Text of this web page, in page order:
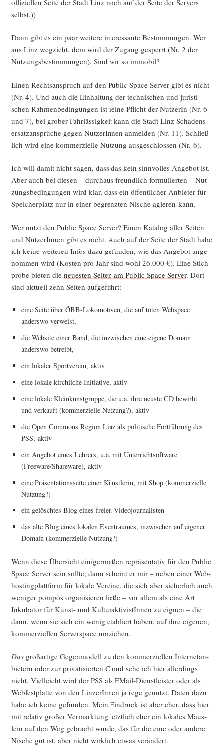
offi­zi­el­len Sei­te der Stadt Linz noch auf der Sei­te der Ser­vers
selbst.))
Dann gibt es ein paar wei­te­re inter­es­san­te Bestim­mun­gen. Wer
aus Linz weg­zieht, dem wird der Zugang gesperrt (Nr. 2 der
Nut­zungs­be­stim­mun­gen). Sind wir so immobil?
Einen Rechts­an­spruch auf den Public Space Ser­ver gibt es nicht
(Nr. 4). Und auch die Ein­hal­tung der tech­ni­schen und juris­ti­
schen Rah­men­be­din­gun­gen ist rei­ne Pflicht der Nut­ze­rIn (Nr. 6
und 7), bei gro­ber Fahr­läs­sig­keit kann die Stadt Linz Scha­dens­
er­satz­an­sprü­che gegen Nut­ze­rIn­nen anmel­den (Nr. 11). Schließ­
lich wird eine kom­mer­zi­el­le Nut­zung aus­ge­schlos­sen (Nr. 6).
Ich will damit nicht sagen, dass das kein sinn­vol­les Ange­bot ist.
Aber auch bei die­sen – durch­aus freund­lich for­mu­lier­ten – Nut­
zungs­be­din­gun­gen wird klar, dass ein öffent­li­cher Anbie­ter für
Spei­cher­platz nur in einer begrenz­ten Nische agie­ren kann.
Wer nutzt den Public Space Ser­ver? Einen Kata­log aller Sei­ten
und Nut­ze­rIn­nen gibt es nicht. Auch auf der Sei­te der Stadt habe
ich kei­ne wei­te­ren Infos dazu gefun­den, wie das Ange­bot ange­
nom­men wird (Kos­ten pro Jahr sind wohl 26.000 €). Eine Stich­
pro­be bie­ten die neu­es­ten Sei­ten am Public Space Ser­ver. Dort
sind aktu­ell zehn Sei­ten aufgeführt:
eine Sei­te über ÖBB-Loko­mo­ti­ven, die auf toten Web­space
anders­wo verweist,
die Web­site einer Band, die inzwi­schen eine eige­ne Domain
anders­wo betreibt,
ein loka­ler Sport­ver­ein, aktiv
eine loka­le kirch­li­che Initia­ti­ve, aktiv
eine loka­le Klein­kunst­grup­pe, die u.a. ihre neus­te CD bewirbt
und ver­kauft (kom­mer­zi­el­le Nut­zung?), aktiv
die Open Com­mons Regi­on Linz als poli­ti­sche Fort­füh­rung des
PSS, aktiv
ein Ange­bot eines Leh­rers, u.a. mit Unter­richts­oft­ware
(Freeware/Shareware), aktiv
eine Prä­sen­ta­ti­ons­sei­te einer Künst­le­rin, mit Shop (kom­mer­zi­el­le
Nutzung?)
ein gelösch­tes Blog eines frei­en Videojournalisten
das alte Blog eines loka­len Even­trau­mes, inzwi­schen auf eige­ner
Domain (kom­mer­zi­el­le Nutzung?)
Wenn die­se Über­sicht eini­ger­ma­ßen reprä­sen­ta­tiv für den Public
Space Ser­ver sein soll­te, dann scheint er mir – neben einer Web­
hos­ting­platt­form für loka­le Ver­ei­ne, die sich aber sicher­lich auch
weni­ger pom­pös orga­ni­sie­ren lie­ße – vor allem als eine Art
Inku­ba­tor für Kunst- und Kul­tur­ak­ti­vis­tIn­nen zu eig­nen – die
dann, wenn sie sich ein wenig eta­bliert haben, auf ihre eige­nen,
kom­mer­zi­el­len Ser­ver­space umziehen.
Dasgroß­ar­ti­ge Gegen­mo­dell zu den kom­mer­zi­el­len Inter­net­an­
bie­tern oder zur pri­va­ti­sier­ten Cloud sehe ich hier aller­dings
nicht. Viel­leicht wird der PSS als EMail-Dienst­leis­ter oder als
Web­fest­plat­te von den Lin­ze­rIn­nen ja rege genutzt. Daten dazu
habe ich kei­ne gefun­den. Mein Ein­druck ist aber eher, dass hier
mit rela­tiv gro­ßer Ver­mark­tung letzt­lich eher ein loka­les Mäus­
lein auf den Weg gebracht wur­de, das für die eine oder ande­re
Nische gut ist, aber nicht wirk­lich etwas verändert.